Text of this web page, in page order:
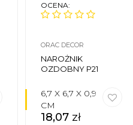
OCENA:
ORAC DECOR
NAROŻNIK
OZDOBNY P21
6,7 X 6,7 X 0,9
CM
18,07 zł